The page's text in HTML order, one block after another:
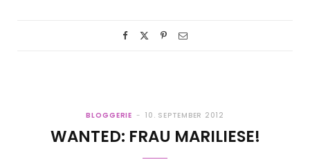
BLOGGERIE 10. SEPTEMBER 2012
WANTED: FRAU MARILIESE!